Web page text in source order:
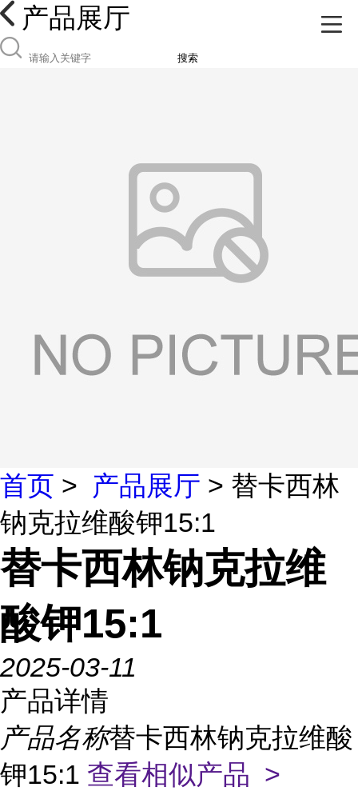
产品展厅
搜索
首页 > 产品展厅 > 替卡西林
钠克拉维酸钾15:1
替卡西林钠克拉维
酸钾15:1
2025-03-11
产品详情
产品名称替卡西林钠克拉维酸
钾15:1 查看相似产品 >